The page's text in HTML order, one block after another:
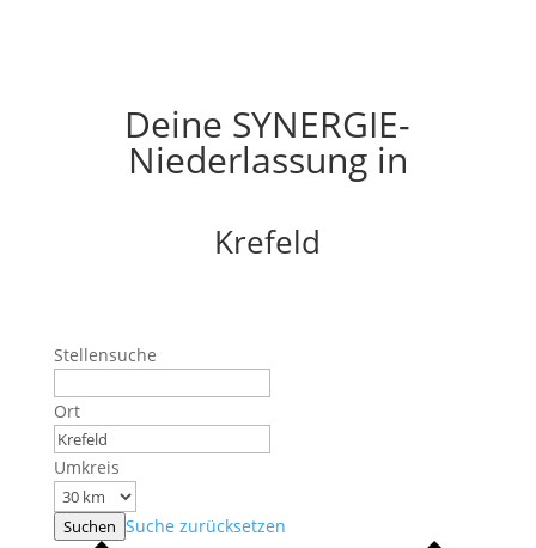
Deine SYNERGIE-
Niederlassung in
Krefeld
Stellensuche
Ort
Umkreis
Suchen Suche zurücksetzen